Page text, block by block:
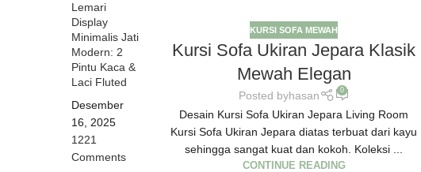
Lemari
Display
Minimalis Jati
Modern: 2
Pintu Kaca &
Laci Fluted
Desember
16, 2025
1221
Comments
KURSI SOFA MEWAH
Kursi Sofa Ukiran Jepara Klasik
Mewah Elegan
Posted byhasan 0
Desain Kursi Sofa Ukiran Jepara Living Room
Kursi Sofa Ukiran Jepara diatas terbuat dari kayu
sehingga sangat kuat dan kokoh. Koleksi ...
CONTINUE READING